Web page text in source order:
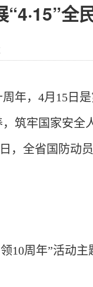
全
年，4月15日
筑牢国家安全
，全省国防动
10周年”活动